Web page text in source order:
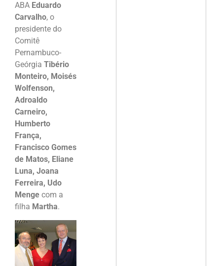
ABA Eduardo
Carvalho, o
presidente do
Comitê
Pernambuco-
Geórgia Tibério
Monteiro, Moisés
Wolfenson,
Adroaldo
Carneiro,
Humberto
França,
Francisco Gomes
de Matos, Eliane
Luna, Joana
Ferreira, Udo
Menge com a
filha Martha.